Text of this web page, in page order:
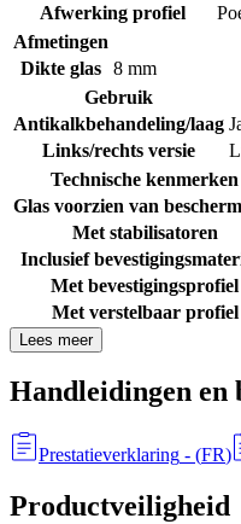
Afwerking profiel
Afmetingen
Dikte glas 8 mm
Gebruik
Antikalkbehandeling/laag
Links/rechts versie
Technische kenmerken
Glas voorzien van
Met stabilisatoren
Inclusief
Met bevestigingsprofiel
Met verstelbaar profiel
Lees meer
Handleidingen en
Prestatieverklaring - (FR)
Productveiligheid